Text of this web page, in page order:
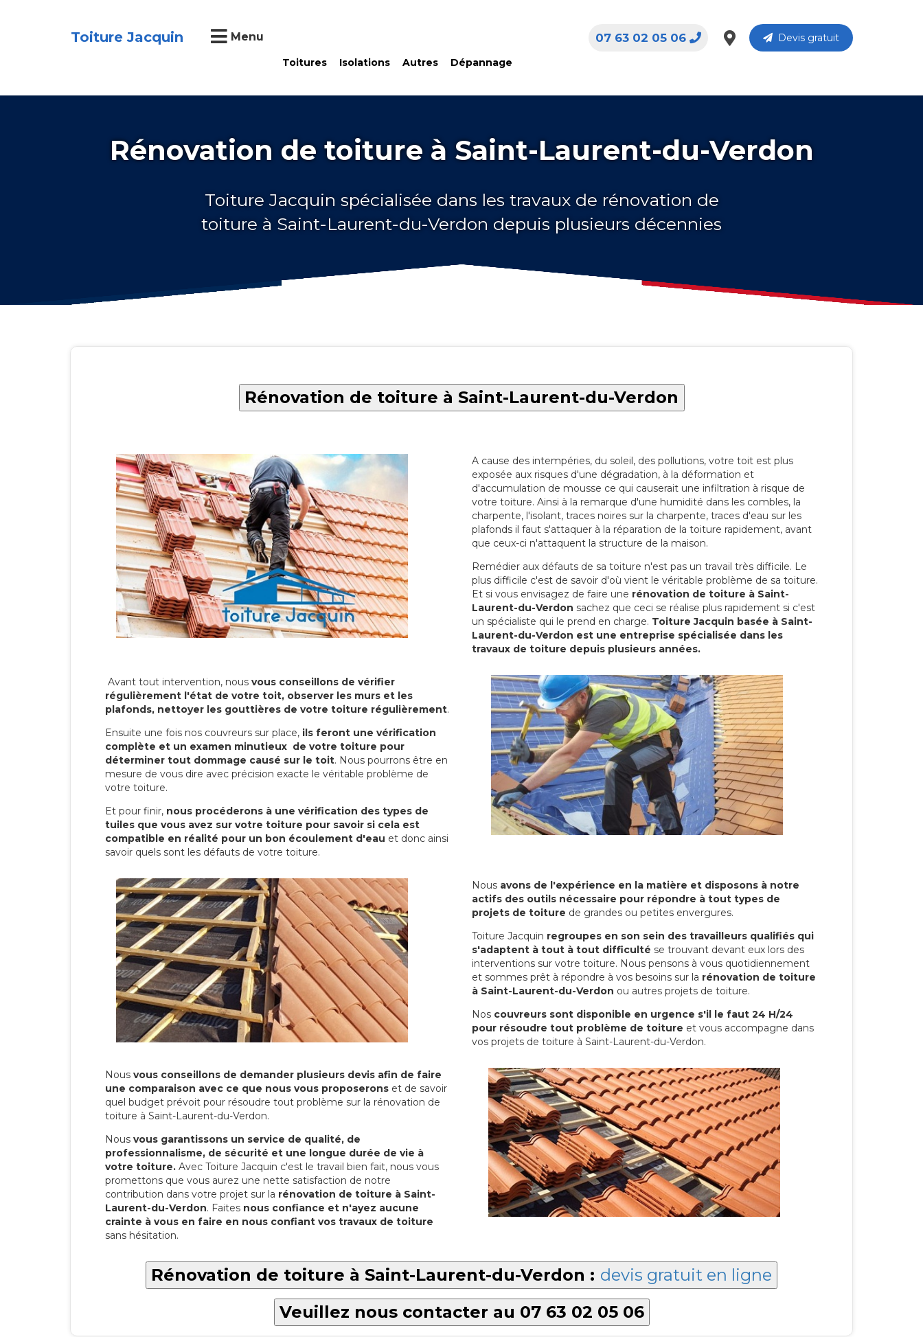
Toiture Jacquin Menu
Toitures Isolations Autres Dépannage
Devis gratuit
07 63 02 05 06
Rénovation de toiture à Saint-Laurent-du-Verdon
Toiture Jacquin spécialisée dans les travaux de rénovation de
toiture à Saint-Laurent-du-Verdon depuis plusieurs décennies
Rénovation de toiture à Saint-Laurent-du-Verdon
A cause des intempéries, du soleil, des pollutions, votre toit est plus
exposée aux risques d'une dégradation, à la déformation et
d'accumulation de mousse ce qui causerait une infiltration à risque de
votre toiture. Ainsi à la remarque d'une humidité dans les combles, la
charpente, l'isolant, traces noires sur la charpente, traces d'eau sur les
plafonds il faut s'attaquer à la réparation de la toiture rapidement, avant
que ceux-ci n'attaquent la structure de la maison.
Remédier aux défauts de sa toiture n'est pas un travail très difficile. Le
plus difficile c'est de savoir d'où vient le véritable problème de sa toiture.
Et si vous envisagez de faire une rénovation de toiture à Saint-
Laurent-du-Verdon sachez que ceci se réalise plus rapidement si c'est
un spécialiste qui le prend en charge. Toiture Jacquin basée à Saint-
Laurent-du-Verdon est une entreprise spécialisée dans les
travaux de toiture depuis plusieurs années.
Avant tout intervention, nous vous conseillons de vérifier
régulièrement l'état de votre toit, observer les murs et les
plafonds, nettoyer les gouttières de votre toiture régulièrement.
Ensuite une fois nos couvreurs sur place, ils feront une vérification
complète et un examen minutieux de votre toiture pour
déterminer tout dommage causé sur le toit. Nous pourrons être en
mesure de vous dire avec précision exacte le véritable problème de
votre toiture.
Et pour finir, nous procéderons à une vérification des types de
tuiles que vous avez sur votre toiture pour savoir si cela est
compatible en réalité pour un bon écoulement d'eau et donc ainsi
savoir quels sont les défauts de votre toiture.
Nous avons de l'expérience en la matière et disposons à notre
actifs des outils nécessaire pour répondre à tout types de
projets de toiture de grandes ou petites envergures.
Toiture Jacquin regroupes en son sein des travailleurs qualifiés qui
s'adaptent à tout à tout difficulté se trouvant devant eux lors des
interventions sur votre toiture. Nous pensons à vous quotidiennement
et sommes prêt à répondre à vos besoins sur la rénovation de toiture
à Saint-Laurent-du-Verdon ou autres projets de toiture.
Nos couvreurs sont disponible en urgence s'il le faut 24 H/24
pour résoudre tout problème de toiture et vous accompagne dans
vos projets de toiture à Saint-Laurent-du-Verdon.
Nous vous conseillons de demander plusieurs devis afin de faire
une comparaison avec ce que nous vous proposerons et de savoir
quel budget prévoit pour résoudre tout problème sur la rénovation de
toiture à Saint-Laurent-du-Verdon.
Nous vous garantissons un service de qualité, de
professionnalisme, de sécurité et une longue durée de vie à
votre toiture. Avec Toiture Jacquin c'est le travail bien fait, nous vous
promettons que vous aurez une nette satisfaction de notre
contribution dans votre projet sur la rénovation de toiture à Saint-
Laurent-du-Verdon. Faites nous confiance et n'ayez aucune
crainte à vous en faire en nous confiant vos travaux de toiture
sans hésitation.
Rénovation de toiture à Saint-Laurent-du-Verdon : devis gratuit en ligne
Veuillez nous contacter au 07 63 02 05 06